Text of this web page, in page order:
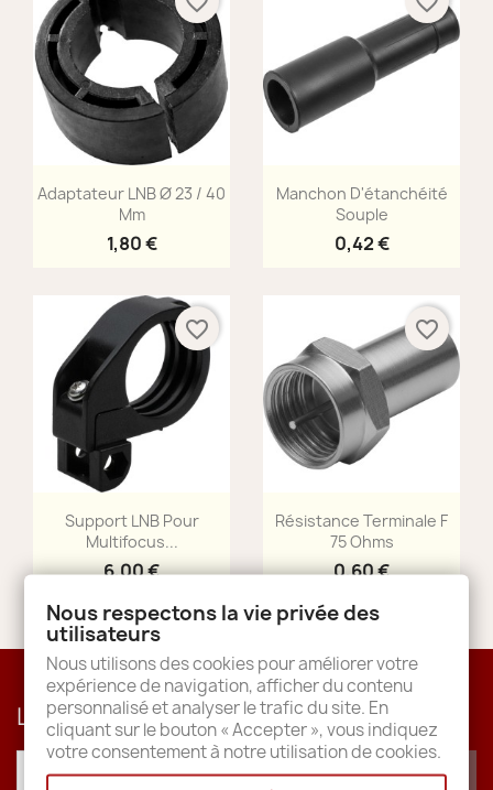
Aperçu rapide
Adaptateur LNB Ø 23 / 40
Mm
1,80 €
Aperçu rapide
Manchon D'étanchéité
Souple
0,42 €
Aperçu rapide
Support LNB Pour
Multifocus...
6,00 €
favorite_border
Aperçu rapide
Résistance Terminale F
75 Ohms
0,60 €
favorite_border
Lettre d'informations
Nous respectons la vie privée des
utilisateurs
Nous utilisons des cookies pour améliorer votre
expérience de navigation, afficher du contenu
personnalisé et analyser le trafic du site. En
cliquant sur le bouton « Accepter », vous indiquez
votre consentement à notre utilisation de cookies.